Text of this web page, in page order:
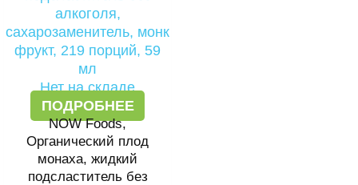
Нет на складе
ПОДРОБНЕЕ
NOW Foods,
Органический плод
монаха, жидкий
подсластитель без